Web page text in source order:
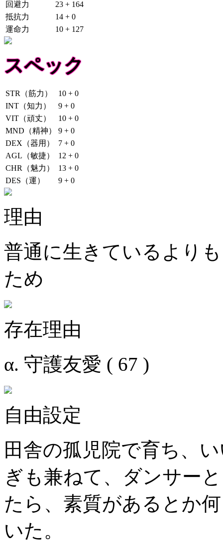
回避力
23 + 164
抵抗力
14 + 0
運命力
10 + 127
スペック
STR（筋力）
10 + 0
INT（知力）
9 + 0
VIT（頑丈）
10 + 0
MND（精神）
9 + 0
DEX（器用）
7 + 0
AGL（敏捷）
12 + 0
CHR（魅力）
13 + 0
DES（運）
9 + 0
理由
普通に生きているより
ため
存在理由
α. 守護友愛 ( 67 )
自由設定
田舎の孤児院で育ち、
ぎも兼ねて、ダンサー
たら、素質があるとか
いた。